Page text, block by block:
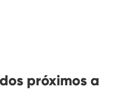
próximos a